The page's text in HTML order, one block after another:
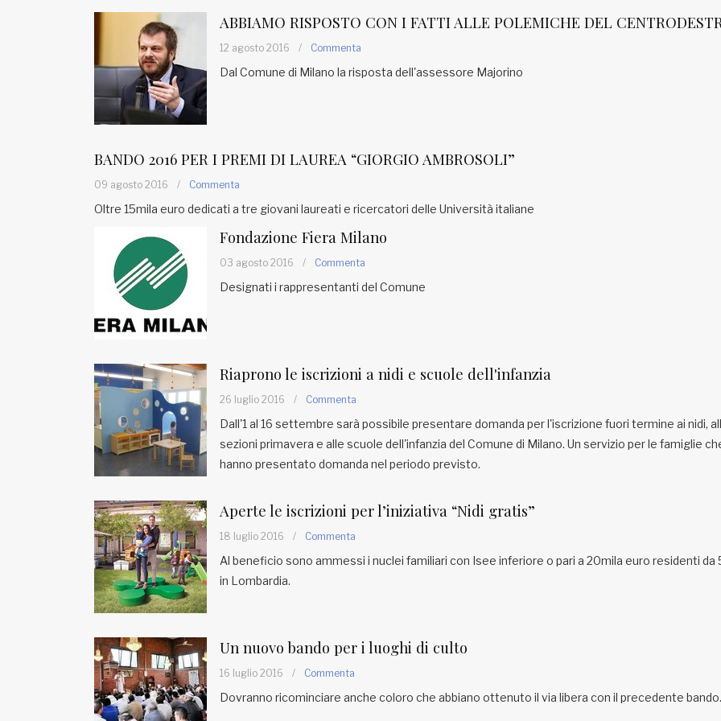
ABBIAMO RISPOSTO CON I FATTI ALLE POLEMICHE DEL
12 agosto 2016 / Commenta
Dal Comune di Milano la risposta dell'assessore Majorino
BANDO 2016 PER I PREMI DI LAUREA “GIORGIO AMBROSOLI”
09 agosto 2016 / Commenta
Oltre 15mila euro dedicati a tre giovani laureati e ricercatori delle Università italiane
Fondazione Fiera Milano
03 agosto 2016 / Commenta
Designati i rappresentanti del Comune
Riaprono le iscrizioni a nidi e scuole dell'infanzia
26 luglio 2016 / Commenta
Dall'1 al 16 settembre sarà possibile presentare domanda per l'iscrizione fuori termine ai nidi,
sezioni primavera e alle scuole dell'infanzia del Comune di Milano. Un servizio per le famiglie
hanno presentato domanda nel periodo previsto.
Aperte le iscrizioni per l’iniziativa “Nidi gratis”
18 luglio 2016 / Commenta
Al beneficio sono ammessi i nuclei familiari con Isee inferiore o pari a 20mila euro residenti da
in Lombardia.
Un nuovo bando per i luoghi di culto
16 luglio 2016 / Commenta
Dovranno ricominciare anche coloro che abbiano ottenuto il via libera con il precedente bando.